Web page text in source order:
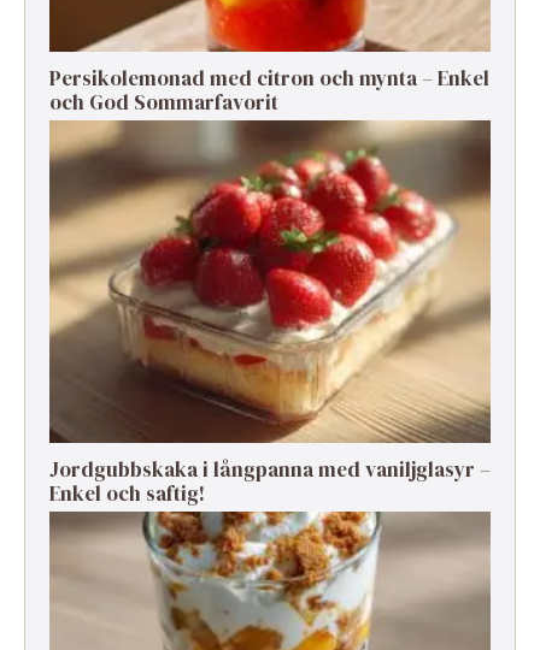
Persikolemonad med citron och mynta – Enkel
och God Sommarfavorit
Jordgubbskaka i långpanna med vaniljglasyr –
Enkel och saftig!